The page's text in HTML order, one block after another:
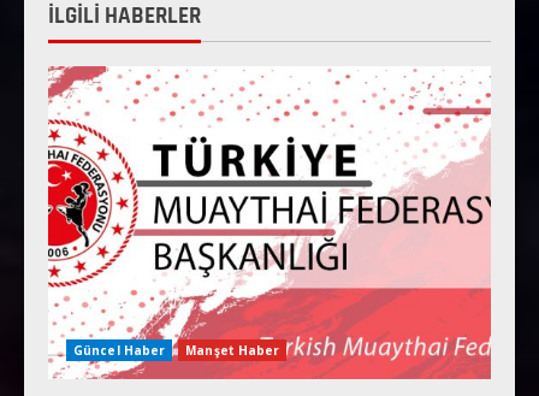
İLGİLİ HABERLER
Güncel Haber Manşet Haber